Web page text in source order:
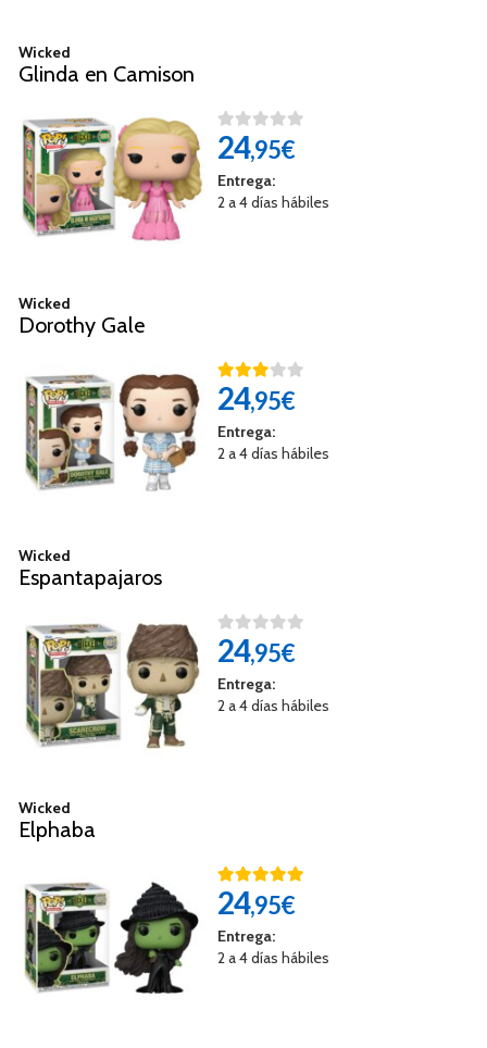
Wicked
Glinda en Camison
24,95€
Entrega:
2 a 4 días hábiles
Wicked
Dorothy Gale
24,95€
Entrega:
2 a 4 días hábiles
Wicked
Espantapajaros
24,95€
Entrega:
2 a 4 días hábiles
Wicked
Elphaba
24,95€
Entrega:
2 a 4 días hábiles